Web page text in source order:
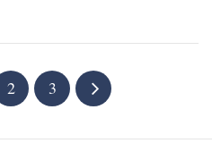
2 3